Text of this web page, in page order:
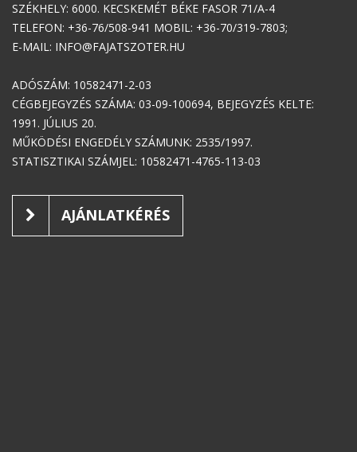
SZÉKHELY: 6000. KECSKEMÉT BÉKE FASOR 71/A-4
TELEFON: +36-76/508-941 MOBIL: +36-70/319-7803;
E-MAIL: INFO@FAJATSZOTER.HU
ADÓSZÁM: 10582471-2-03
CÉGBEJEGYZÉS SZÁMA: 03-09-100694, BEJEGYZÉS KELTE:
1991. JÚLIUS 20.
MŰKÖDÉSI ENGEDÉLY SZÁMUNK: 2535/1997.
STATISZTIKAI SZÁMJEL: 10582471-4765-113-03
AJÁNLATKÉRÉS